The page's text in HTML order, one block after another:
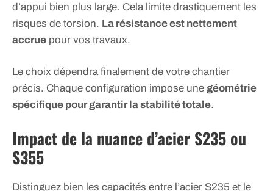
d’appui bien plus large. Cela limite drastiquement les
risques de torsion. La résistance est nettement
accrue pour vos travaux.
Le choix dépendra finalement de votre chantier
précis. Chaque configuration impose une géométrie
spécifique pour garantir la stabilité totale.
Impact de la nuance d’acier S235 ou
S355
Distinguez bien les capacités entre l’acier S235 et le